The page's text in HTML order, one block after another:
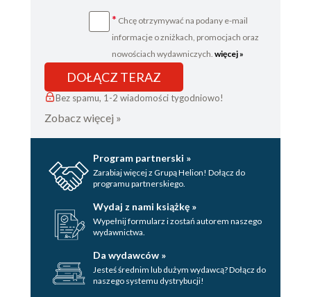
* Chcę otrzymywać na podany e-mail
informacje o zniżkach, promocjach oraz
nowościach wydawniczych. więcej »
DOŁĄCZ TERAZ
Bez spamu, 1-2 wiadomości tygodniowo!
Zobacz więcej »
Program partnerski »
Zarabiaj więcej z Grupą Helion! Dołącz do
programu partnerskiego.
Wydaj z nami książkę »
Wypełnij formularz i zostań autorem naszego
wydawnictwa.
Da wydawców »
Jesteś średnim lub dużym wydawcą? Dołącz do
naszego systemu dystrybucji!